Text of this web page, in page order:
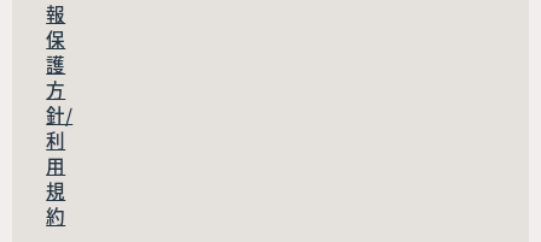
報
保
護
方
針/
利
用
規
約